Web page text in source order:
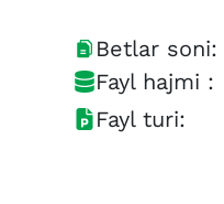
Betlar soni:
Fayl hajmi :
Fayl turi: